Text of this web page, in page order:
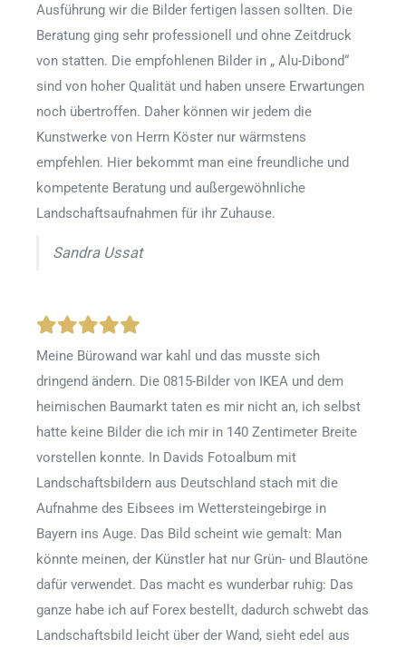
Ausführung wir die Bilder fertigen lassen sollten. Die
Beratung ging sehr professionell und ohne Zeitdruck
von statten. Die empfohlenen Bilder in „ Alu-Dibond“
sind von hoher Qualität und haben unsere Erwartungen
noch übertroffen. Daher können wir jedem die
Kunstwerke von Herrn Köster nur wärmstens
empfehlen. Hier bekommt man eine freundliche und
kompetente Beratung und außergewöhnliche
Landschaftsaufnahmen für ihr Zuhause.
Sandra Ussat
Meine Bürowand war kahl und das musste sich
dringend ändern. Die 0815-Bilder von IKEA und dem
heimischen Baumarkt taten es mir nicht an, ich selbst
hatte keine Bilder die ich mir in 140 Zentimeter Breite
vorstellen konnte. In Davids Fotoalbum mit
Landschaftsbildern aus Deutschland stach mit die
Aufnahme des Eibsees im Wettersteingebirge in
Bayern ins Auge. Das Bild scheint wie gemalt: Man
könnte meinen, der Künstler hat nur Grün- und Blautöne
dafür verwendet. Das macht es wunderbar ruhig: Das
ganze habe ich auf Forex bestellt, dadurch schwebt das
Landschaftsbild leicht über der Wand, sieht edel aus